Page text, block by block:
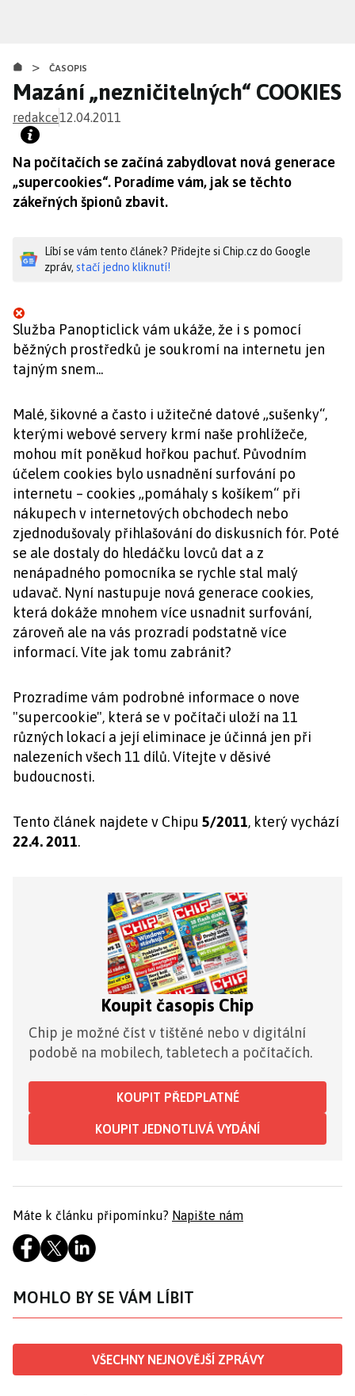
obsahu
> ČASOPIS
Mazání „nezničitelných“ COOKIES
redakce12.04.2011
Na počítačích se začíná zabydlovat nová generace
„supercookies“. Poradíme vám, jak se těchto
zákeřných špionů zbavit.
Líbí se vám tento článek? Přidejte si Chip.cz do Google
zpráv, stačí jedno kliknutí!
Služba Panopticlick vám ukáže, že i s pomocí
běžných prostředků je soukromí na internetu jen
tajným snem...
Malé, šikovné a často i užitečné datové „sušenky“,
kterými webové servery krmí naše prohlížeče,
mohou mít poněkud hořkou pachuť. Původním
účelem cookies bylo usnadnění surfování po
internetu – cookies „pomáhaly s košíkem“ při
nákupech v internetových obchodech nebo
zjednodušovaly přihlašování do diskusních fór. Poté
se ale dostaly do hledáčku lovců dat a z
nenápadného pomocníka se rychle stal malý
udavač. Nyní nastupuje nová generace cookies,
která dokáže mnohem více usnadnit surfování,
zároveň ale na vás prozradí podstatně více
informací. Víte jak tomu zabránit?
Prozradíme vám podrobné informace o nove
"supercookie", která se v počítači uloží na 11
různých lokací a její eliminace je účinná jen při
nalezeních všech 11 dílů. Vítejte v děsivé
budoucnosti.
Tento článek najdete v Chipu 5/2011, který vychází
22.4. 2011.
Koupit časopis Chip
Chip je možné číst v tištěné nebo v digitální
podobě na mobilech, tabletech a počítačích.
KOUPIT PŘEDPLATNÉ
KOUPIT JEDNOTLIVÁ VYDÁNÍ
Máte k článku připomínku? Napište nám
MOHLO BY SE VÁM LÍBIT
VŠECHNY NEJNOVĚJŠÍ ZPRÁVY